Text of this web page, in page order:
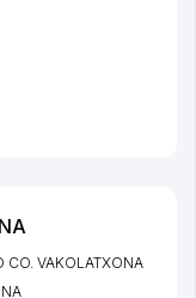
CO. VAKOLATXONA